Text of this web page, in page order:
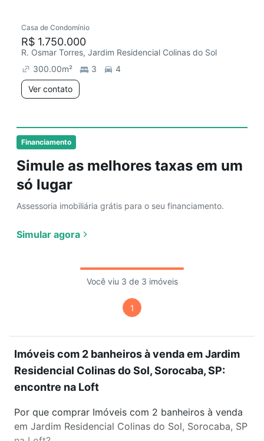
Financiamento
Simule as melhores taxas em um
só lugar
Assessoria imobiliária grátis para o seu financiamento.
Simular agora
Casa de Condomínio
R$ 1.750.000
R. Osmar Torres, Jardim Residencial Colinas do Sol
300.00m² 3
4
Ver contato
Você viu 3 de 3 imóveis
1
Imóveis com 2 banheiros à venda em Jardim
Residencial Colinas do Sol, Sorocaba, SP:
encontre na Loft
Por que comprar Imóveis com 2 banheiros à venda
em Jardim Residencial Colinas do Sol, Sorocaba, SP